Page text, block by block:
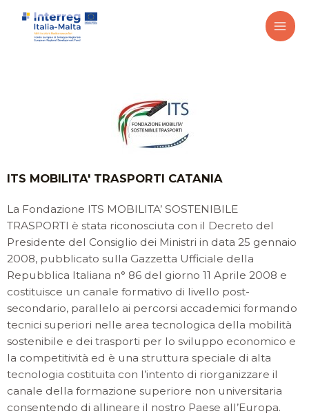
ITS MOBILITA' TRASPORTI CATANIA
La Fondazione ITS MOBILITA’ SOSTENIBILE
TRASPORTI è stata riconosciuta con il Decreto del
Presidente del Consiglio dei Ministri in data 25 gennaio
2008, pubblicato sulla Gazzetta Ufficiale della
Repubblica Italiana n° 86 del giorno 11 Aprile 2008 e
costituisce un canale formativo di livello post-
secondario, parallelo ai percorsi accademici formando
tecnici superiori nelle area tecnologica della mobilità
sostenibile e dei trasporti per lo sviluppo economico e
la competitività ed è una struttura speciale di alta
tecnologia costituita con l’intento di riorganizzare il
canale della formazione superiore non universitaria
consentendo di allineare il nostro Paese all’Europa.